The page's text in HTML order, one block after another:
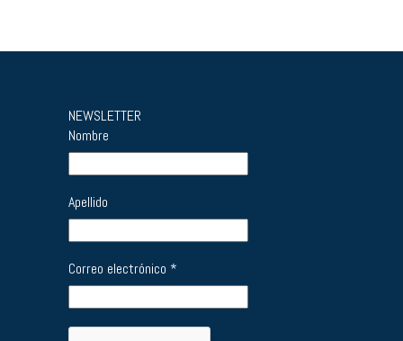
NEWSLETTER
Nombre
Apellido
Correo electrónico *